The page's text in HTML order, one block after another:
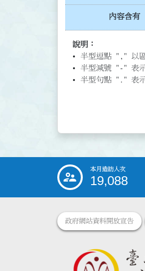
內容含有
說明：
半型逗點 "," 以區
半型減號 "-" 表示
半型句點 "." 表示
::: 本月造訪人次
19,088
政府網站資料開放宣告